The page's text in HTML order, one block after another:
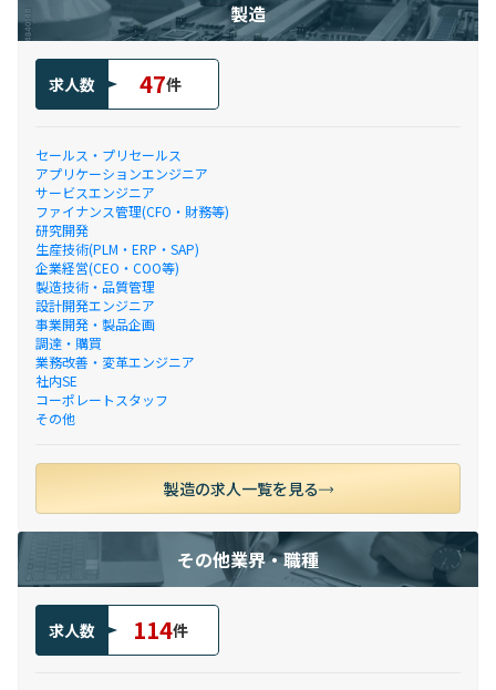
製造
求人数 47件
セールス・プリセールス
アプリケーションエンジニア
サービスエンジニア
ファイナンス管理(CFO・財務等)
研究開発
生産技術(PLM・ERP・SAP)
企業経営(CEO・COO等)
製造技術・品質管理
設計開発エンジニア
事業開発・製品企画
調達・購買
業務改善・変革エンジニア
社内SE
コーポレートスタッフ
その他
製造の求人一覧を見る
その他業界・職種
求人数 114件